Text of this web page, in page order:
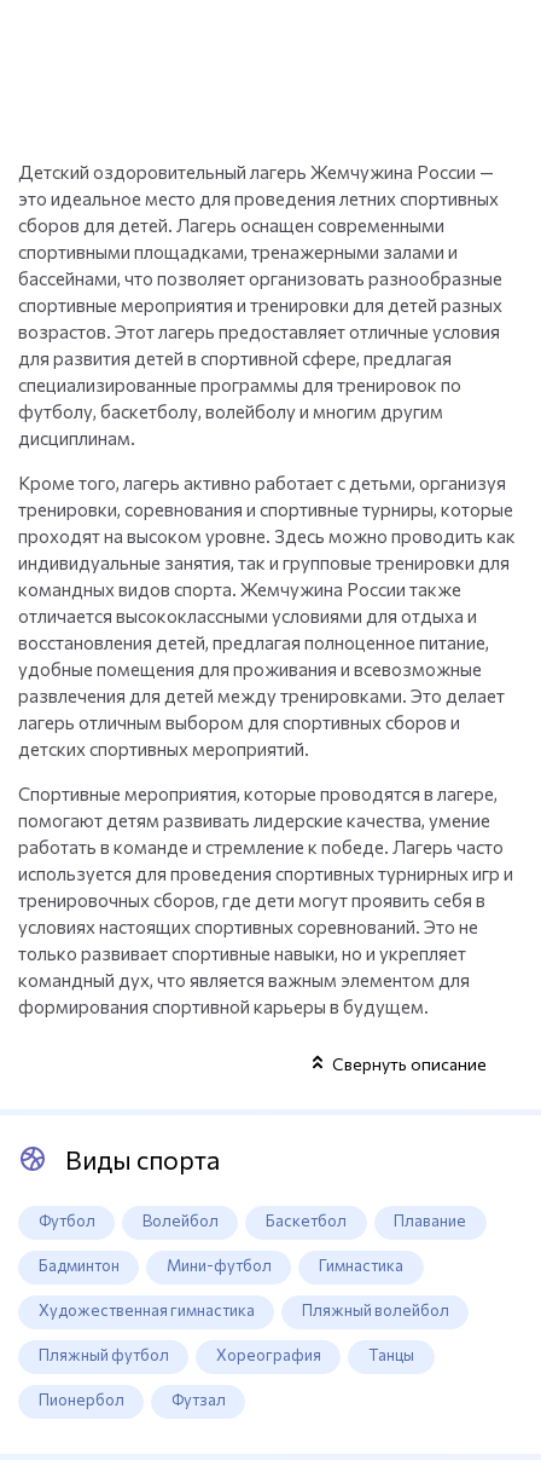
Детский оздоровительный лагерь Жемчужина России —
это идеальное место для проведения летних спортивных
сборов для детей. Лагерь оснащен современными
спортивными площадками, тренажерными залами и
бассейнами, что позволяет организовать разнообразные
спортивные мероприятия и тренировки для детей разных
возрастов. Этот лагерь предоставляет отличные условия
для развития детей в спортивной сфере, предлагая
специализированные программы для тренировок по
футболу, баскетболу, волейболу и многим другим
дисциплинам.
Кроме того, лагерь активно работает с детьми, организуя
тренировки, соревнования и спортивные турниры, которые
проходят на высоком уровне. Здесь можно проводить как
индивидуальные занятия, так и групповые тренировки для
командных видов спорта. Жемчужина России также
отличается высококлассными условиями для отдыха и
восстановления детей, предлагая полноценное питание,
удобные помещения для проживания и всевозможные
развлечения для детей между тренировками. Это делает
лагерь отличным выбором для спортивных сборов и
детских спортивных мероприятий.
Спортивные мероприятия, которые проводятся в лагере,
помогают детям развивать лидерские качества, умение
работать в команде и стремление к победе. Лагерь часто
используется для проведения спортивных турнирных игр и
тренировочных сборов, где дети могут проявить себя в
условиях настоящих спортивных соревнований. Это не
только развивает спортивные навыки, но и укрепляет
командный дух, что является важным элементом для
формирования спортивной карьеры в будущем.
Свернуть описание
Виды спорта
Футбол Волейбол Баскетбол Плавание
Бадминтон Мини-футбол Гимнастика
Художественная гимнастика Пляжный волейбол
Пляжный футбол Хореография Танцы
Пионербол Футзал